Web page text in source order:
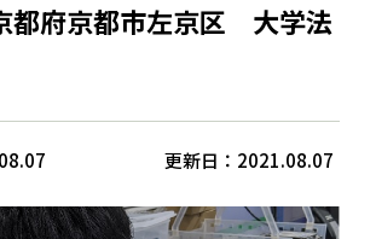
府京都市左京区 大学法
更新日：2021.08.07